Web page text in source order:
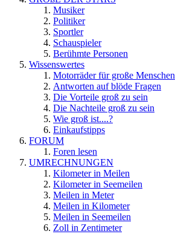
Musiker
Politiker
Sportler
Schauspieler
Berühmte Personen
Wissenswertes
Motorräder für große Menschen
Antworten auf blöde Fragen
Die Vorteile groß zu sein
Die Nachteile groß zu sein
Wie groß ist....?
Einkaufstipps
FORUM
Foren lesen
UMRECHNUNGEN
Kilometer in Meilen
Kilometer in Seemeilen
Meilen in Meter
Meilen in Kilometer
Meilen in Seemeilen
Zoll in Zentimeter